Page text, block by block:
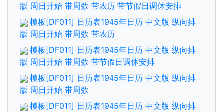
版 周日开始 带周数 带农历 带节假日调休安排
模板[DF011] 日历表1945年日历 中文版 纵向排
版 周日开始 带周数 带农历
模板[DF011] 日历表1945年日历 中文版 纵向排
版 周日开始 带周数 带节假日调休安排
模板[DF011] 日历表1945年日历 中文版 纵向排
版 周日开始 带周数
模板[DF011] 日历表1945年日历 中文版 纵向排